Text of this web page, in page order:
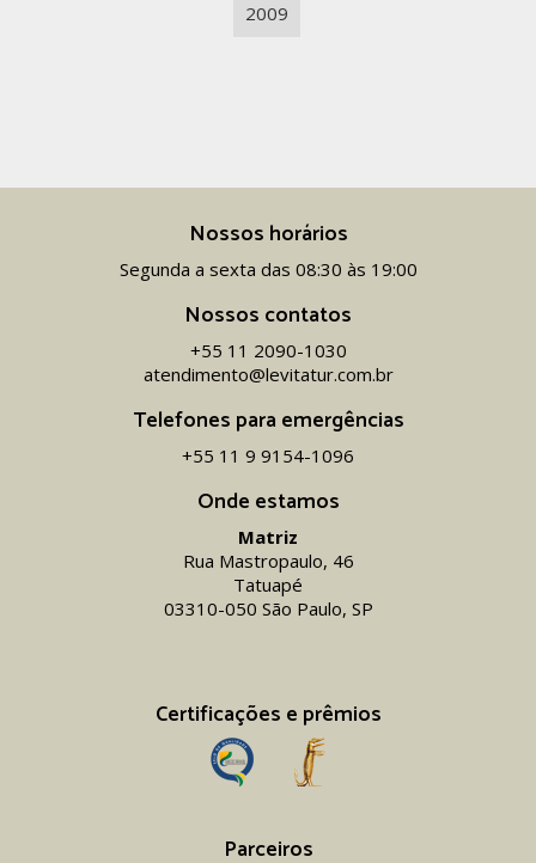
2009
Onde estamos
Matriz
Rua Mastropaulo, 46
Tatuapé
03310-050 São Paulo, SP
Certificações e prêmios
Parceiros
Nossos horários
Segunda a sexta das 08:30 às 19:00
Nossos contatos
+55 11 2090-1030
atendimento@levitatur.com.br
Telefones para emergências
+55 11 9 9154-1096‬